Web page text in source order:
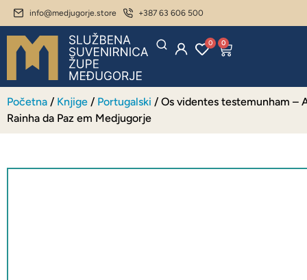
info@medjugorje.store +387 63 606 500
0 0
Početna / Knjige / Portugalski / Os videntes testemunham –
Rainha da Paz em Medjugorje